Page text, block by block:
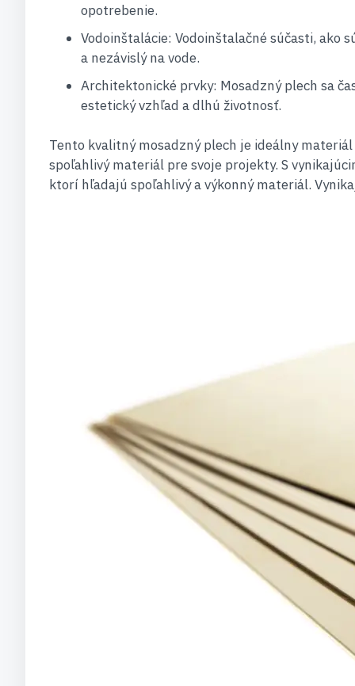
opotrebenie.
Vodoinštalácie: Vodoinštalačné súčasti, ako
a nezávislý na vode.
Architektonické prvky: Mosadzný plech sa
estetický vzhľad a dlhú životnosť.
Tento kvalitný mosadzný plech je ideálny
spoľahlivý materiál pre svoje projekty. S
ktorí hľadajú spoľahlivý a výkonný materiál.